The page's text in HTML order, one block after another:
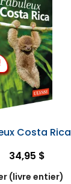
Costa Rica
34,95 $
(livre entier)